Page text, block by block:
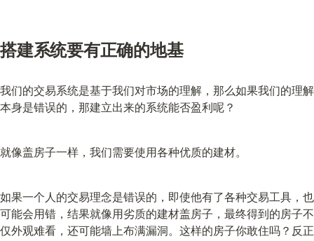
搭建系统要有正确的地基
我们的交易系统是基于我们对市场的理解，那么如果我们的理解
本身是错误的，那建立出来的系统能否盈利呢？
就像盖房子一样，我们需要使用各种优质的建材。
如果一个人的交易理念是错误的，即使他有了各种交易工具，也
可能会用错，结果就像用劣质的建材盖房子，最终得到的房子不
仅外观难看，还可能墙上布满漏洞。这样的房子你敢住吗？反正